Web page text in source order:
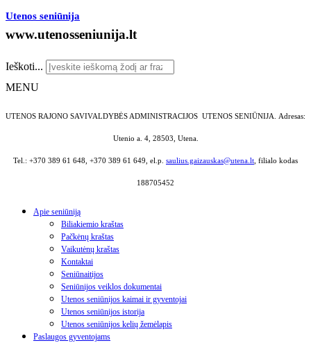
Utenos seniūnija
www.utenosseniunija.lt
Ieškoti...
MENU
UTENOS RAJONO SAVIVALDYBĖS ADMINISTRACIJOS UTENOS SENIŪNIJA. Adresas:
Utenio a. 4, 28503, Utena.
Tel.: +370 389 61 648, +370 389 61 649, el.p. saulius.gaizauskas@utena.lt, filialo kodas
188705452
Apie seniūniją
Biliakiemio kraštas
Pačkėnų kraštas
Vaikutėnų kraštas
Kontaktai
Seniūnaitijos
Seniūnijos veiklos dokumentai
Utenos seniūnijos kaimai ir gyventojai
Utenos seniūnijos istorija
Utenos seniūnijos kelių žemėlapis
Paslaugos gyventojams